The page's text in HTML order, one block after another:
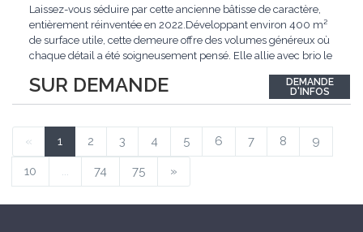
SUR DEMANDE
Laissez-vous séduire par cette ancienne bâtisse de caractère,
entièrement réinventée en 2022.Développant environ 400 m²
de surface utile, cette demeure offre des volumes généreux où
chaque détail a été soigneusement pensé. Elle allie avec brio le
contemporaines. Sa distribution harmonieuse et fonctionnelle a
été conçue pour répondre...
DEMANDE
D'INFOS
« 1 2 3 4 5 6 7 8 9
10 ... 74 75 »